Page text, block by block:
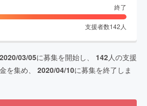
終了
支援者数142 人
2020/03/05に募集を開始し、 142人の支援
を集め、 2020/04/10に募集を終了しま